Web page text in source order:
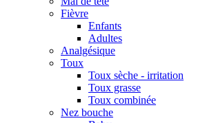
Fièvre
Enfants
Adultes
Analgésique
Toux
Toux sèche - irritation
Toux grasse
Toux combinée
Nez bouche